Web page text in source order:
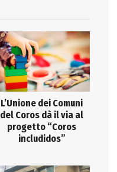
L’Unione dei Comuni
del Coros dà il via al
progetto “Coros
includidos”